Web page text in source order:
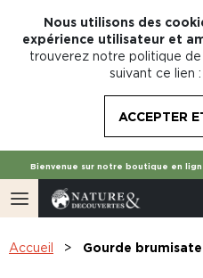
Nous utilisons des
expérience utilisateur et
trouverez notre politique
suivant ce lien :
ACCEPTER
Bienvenue sur notre boutique en
Accueil Gourde